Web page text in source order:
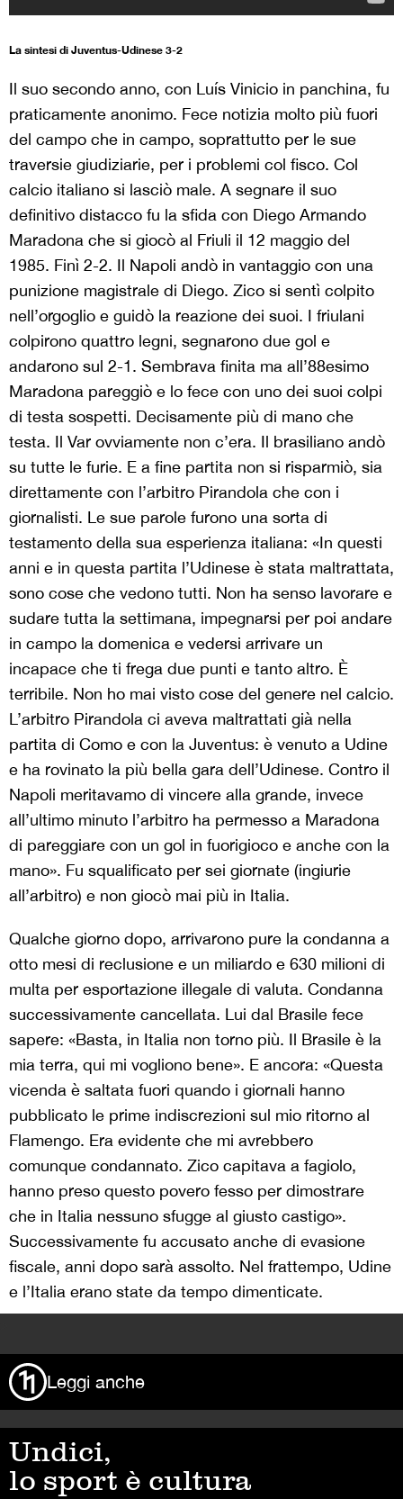
La sintesi di Juventus-Udinese 3-2
Il suo secondo anno, con Luís Vinicio in panchina, fu
praticamente anonimo. Fece notizia molto più fuori
del campo che in campo, soprattutto per le sue
traversie giudiziarie, per i problemi col fisco. Col
calcio italiano si lasciò male. A segnare il suo
definitivo distacco fu la sfida con Diego Armando
Maradona che si giocò al Friuli il 12 maggio del
1985. Finì 2-2. Il Napoli andò in vantaggio con una
punizione magistrale di Diego. Zico si sentì colpito
nell’orgoglio e guidò la reazione dei suoi. I friulani
colpirono quattro legni, segnarono due gol e
andarono sul 2-1. Sembrava finita ma all’88esimo
Maradona pareggiò e lo fece con uno dei suoi colpi
di testa sospetti. Decisamente più di mano che
testa. Il Var ovviamente non c’era. Il brasiliano andò
su tutte le furie. E a fine partita non si risparmiò, sia
direttamente con l’arbitro Pirandola che con i
giornalisti. Le sue parole furono una sorta di
testamento della sua esperienza italiana: «In questi
anni e in questa partita l’Udinese è stata maltrattata,
sono cose che vedono tutti. Non ha senso lavorare e
sudare tutta la settimana, impegnarsi per poi andare
in campo la domenica e vedersi arrivare un
incapace che ti frega due punti e tanto altro. È
terribile. Non ho mai visto cose del genere nel calcio.
L’arbitro Pirandola ci aveva maltrattati già nella
partita di Como e con la Juventus: è venuto a Udine
e ha rovinato la più bella gara dell’Udinese. Contro il
Napoli meritavamo di vincere alla grande, invece
all’ultimo minuto l’arbitro ha permesso a Maradona
di pareggiare con un gol in fuorigioco e anche con la
mano». Fu squalificato per sei giornate (ingiurie
all’arbitro) e non giocò mai più in Italia.
Qualche giorno dopo, arrivarono pure la condanna a
otto mesi di reclusione e un miliardo e 630 milioni di
multa per esportazione illegale di valuta. Condanna
successivamente cancellata. Lui dal Brasile fece
sapere: «Basta, in Italia non torno più. Il Brasile è la
mia terra, qui mi vogliono bene». E ancora: «Questa
vicenda è saltata fuori quando i giornali hanno
pubblicato le prime indiscrezioni sul mio ritorno al
Flamengo. Era evidente che mi avrebbero
comunque condannato. Zico capitava a fagiolo,
hanno preso questo povero fesso per dimostrare
che in Italia nessuno sfugge al giusto castigo».
Successivamente fu accusato anche di evasione
fiscale, anni dopo sarà assolto. Nel frattempo, Udine
e l’Italia erano state da tempo dimenticate.
Leggi anche
Undici,
lo sport è cultura